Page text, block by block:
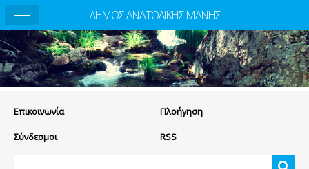
Eπικοινωνία Πλοήγηση
Σύνδεσμοι RSS
ΔΗΜΟΣ ΑΝΑΤΟΛΙΚΗΣ ΜΑΝΗΣ